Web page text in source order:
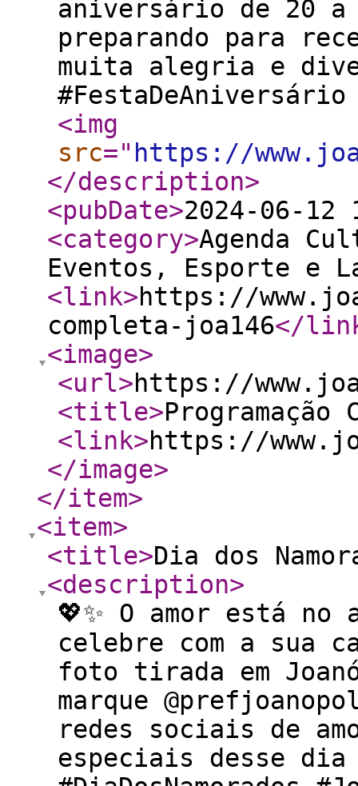
aniversário de 20 a
preparando para
muita alegria e
#FestaDeAniversário
<img
src=" https://
</description>
<pubDate>2024-06-12
<category>Agenda
Eventos, Esporte e
<link>https://
completa-joa146</
<image>
<url>https://
<title>Programação
<link>https://
</image>
</item>
<item>
<title>Dia dos
<description>
💖✨ O amor está no
celebre com a sua
foto tirada em
marque
redes sociais de
especiais desse dia